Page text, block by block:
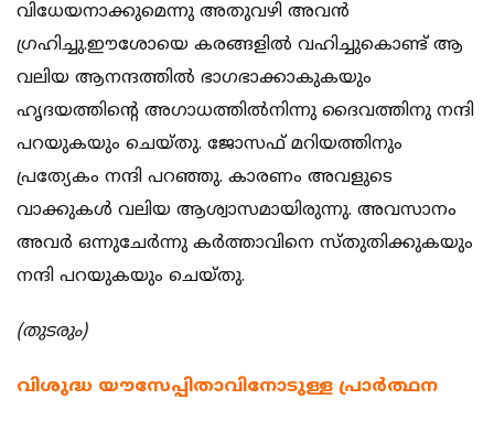
വിധേയനാക്കുമെന്നു അതുവഴി അവൻ
ഗ്രഹിച്ചു.ഈശോയെ കരങ്ങളിൽ വഹിച്ചുകൊണ്ട് ആ
വലിയ ആനന്ദത്തിൽ ഭാഗഭാക്കാകുകയും
ഹൃദയത്തിന്റെ അഗാധത്തിൽനിന്നു ദൈവത്തിനു നന്ദി
പറയുകയും ചെയ്തു. ജോസഫ് മറിയത്തിനും
പ്രത്യേകം നന്ദി പറഞ്ഞു. കാരണം അവളുടെ
വാക്കുകൾ വലിയ ആശ്വാസമായിരുന്നു. അവസാനം
അവർ ഒന്നുചേർന്നു കർത്താവിനെ സ്തുതിക്കുകയും
നന്ദി പറയുകയും ചെയ്തു.
(തുടരും)
വിശുദ്ധ യൗസേപ്പിതാവിനോടുള്ള പ്രാര്‍ത്ഥന